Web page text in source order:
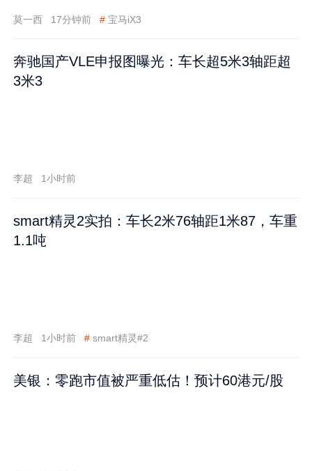
莫一西 17分钟前 # 宝马iX3
奔驰国产VLE申报图曝光：车长超5米3轴距超
3米3
李超 1小时前
smart精灵2实拍：车长2米76轴距1米87，车重
1.1吨
李超 1小时前 # smart精灵#2
美银：零跑市值被严重低估！预计60港元/股